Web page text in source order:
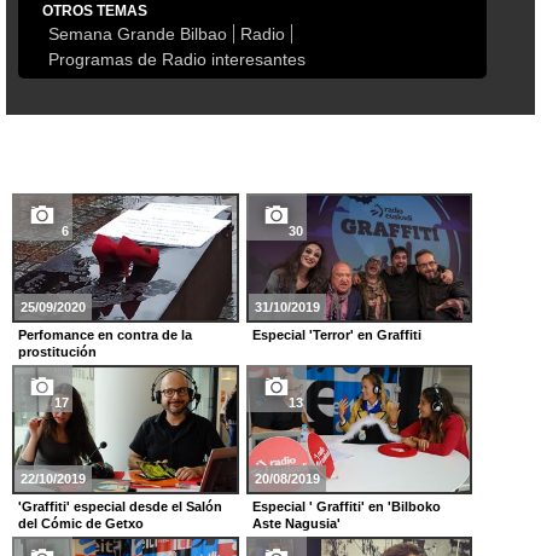
OTROS TEMAS
Semana Grande Bilbao
Radio
Programas de Radio interesantes
6
25/09/2020
Perfomance en contra de la
prostitución
30
31/10/2019
Especial 'Terror' en Graffiti
17
22/10/2019
'Graffiti' especial desde el Salón
del Cómic de Getxo
13
20/08/2019
Especial ' Graffiti' en 'Bilboko
Aste Nagusia'